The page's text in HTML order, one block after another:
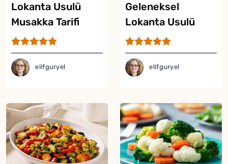
Lokanta Usulü
Musakka Tarifi
elifguryel
Geleneksel
Lokanta Usulü
Şakşuka Tarifi
elifguryel